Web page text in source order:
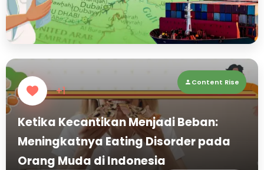
+1
Content Rise
Ketika Kecantikan Menjadi Beban:
Meningkatnya Eating Disorder pada
Orang Muda di Indonesia